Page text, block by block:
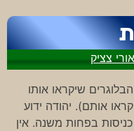
אורי צציק
שיקראו אותו
אותם). יהודה ידוע
בפחות משנה. אין